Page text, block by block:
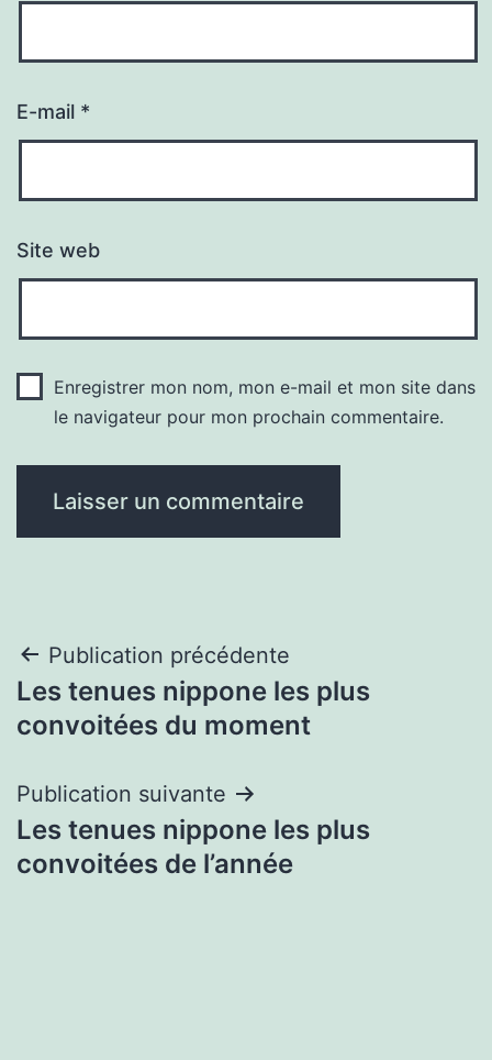
E-mail *
Site web
Enregistrer mon nom, mon e-mail et mon site dans
le navigateur pour mon prochain commentaire.
Navigation
de
Publication précédente
Les tenues nippone les plus
convoitées du moment
Publication suivante
Les tenues nippone les plus
convoitées de l’année